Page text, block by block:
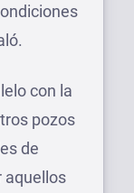
con la
pozos
de
aquellos